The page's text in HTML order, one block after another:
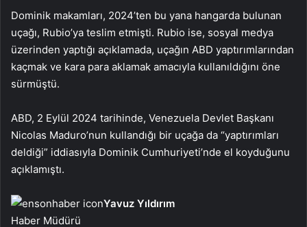
Dominik makamları, 2024’ten bu yana hangarda bulunan
uçağı, Rubio’ya teslim etmişti. Rubio ise, sosyal medya
üzerinden yaptığı açıklamada, uçağın ABD yaptırımlarından
kaçmak ve kara para aklamak amacıyla kullanıldığını öne
sürmüştü.
ABD, 2 Eylül 2024 tarihinde, Venezuela Devlet Başkanı
Nicolas Maduro’nun kullandığı bir uçağa da “yaptırımları
deldiği” iddiasıyla Dominik Cumhuriyeti’nde el koyduğunu
açıklamıştı.
Yavuz Yıldırım
Haber Müdürü